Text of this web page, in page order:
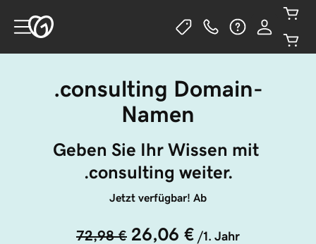
.consulting Domain-
Namen
Geben Sie Ihr Wissen mit
.consulting weiter.
Jetzt verfügbar! Ab
72,98 € 26,06 € /1. Jahr